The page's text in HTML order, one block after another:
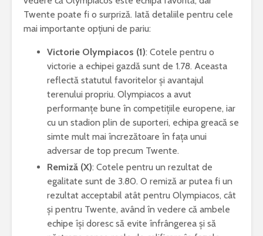
Twente poate fi o surpriză. Iată detaliile pentru cele
mai importante opțiuni de pariu:
Victorie Olympiacos (1): Cotele pentru o
victorie a echipei gazdă sunt de 1.78. Aceasta
reflectă statutul favoritelor și avantajul
terenului propriu. Olympiacos a avut
performanțe bune în competițiile europene, iar
cu un stadion plin de suporteri, echipa greacă se
simte mult mai încrezătoare în fața unui
adversar de top precum Twente.
Remiză (X): Cotele pentru un rezultat de
egalitate sunt de 3.80. O remiză ar putea fi un
rezultat acceptabil atât pentru Olympiacos, cât
și pentru Twente, având în vedere că ambele
echipe își doresc să evite înfrângerea și să